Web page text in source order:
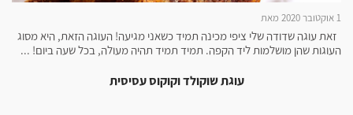
1 אוקטובר 2020 מאת
זאת עוגה שדודה שלי ציפי מכינה תמיד כשאני מגיעה! העוגה הזאת, היא מסוג
העוגות שהן מושלמות ליד הקפה. תמיד תמיד תהיה מעולה, בכל שעה ביום! ...
עוגת שוקולד וקוקוס עסיסית